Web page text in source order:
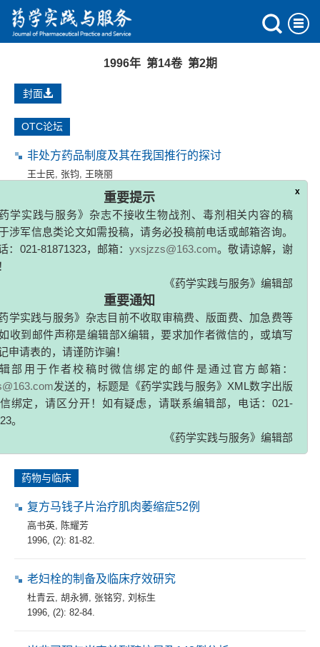
x
重要提示
学实践与服务》杂志不接收生物战剂、毒剂相关内容的稿
涉军信息类论文如需投稿，请务必投稿前电话或邮箱咨询。
：021-81871323，邮箱：yxsjzzs@163.com。敬请谅解，谢
重要通知
学实践与服务》杂志目前不收取审稿费、版面费、加急费等
收到邮件声称是编辑部X编辑，要求加作者微信的，或填写
申请表的，请谨防诈骗！
部用于作者校稿时微信绑定的邮件是通过官方邮箱：
发送的，标题是《药学实践与服务》XML数字出版
绑定，请区分开！如有疑虑，请联系编辑部，电话：021-
。
1996年 第14卷 第2期
封面
OTC论坛
非处方药品制度及其在我国推行的探讨
王士民 张钧 王晓丽
药理
雷公藤冲剂对小鼠免疫功能的影响
病毒清注射液抗流感病毒实验研究
曲奎山 吴春福,李铣,李树备
1996, (2): 74-77.
多不饱和脂肪酸的药理研究进展
药物与临床
复方马钱子片治疗肌肉萎缩症52例
高书英
陈耀芳
1996, (2): 81-82.
老妇栓的制备及临床疗效研究
杜青云 胡永狮 张铭穷 刘标生
1996, (2): 82-84.